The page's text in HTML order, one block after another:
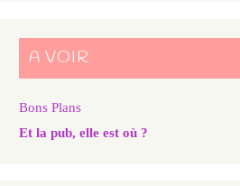
A VOIR
Bons Plans
Et la pub, elle est où ?